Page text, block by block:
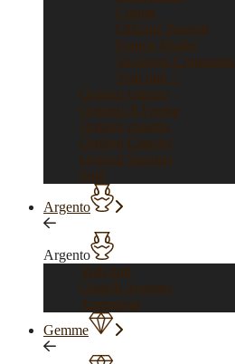
Corum
Officine Panerai
Franck Muller
Vacheron Constantin
Vedi tutti >
Orologi vintage
Orologi di Forma
Orologi gioiello
Orologi Classici
Orologi Sportivi
Sold
Argento
Argento
Vedi tutti
Gioielli Argento
Argenteria
Gemme